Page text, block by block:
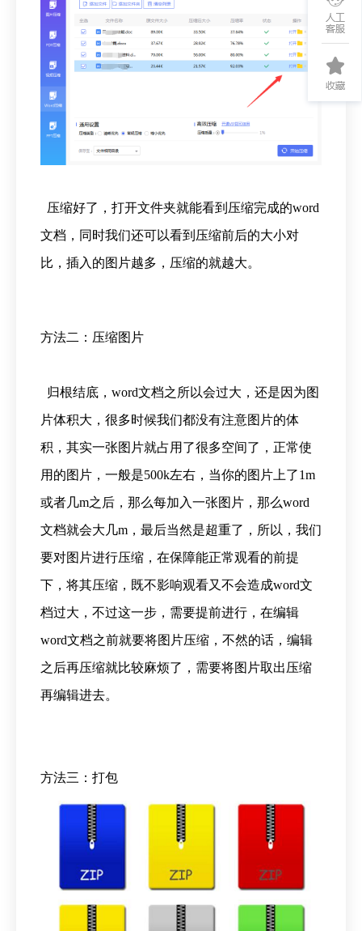
压缩好了，打开文件夹就能看到压缩完成的word
文档，同时我们还可以看到压缩前后的大小对
比，插入的图片越多，压缩的就越大。
方法二：压缩图片
归根结底，word文档之所以会过大，还是因为图
片体积大，很多时候我们都没有注意图片的体
积，其实一张图片就占用了很多空间了，正常使
用的图片，一般是500k左右，当你的图片上了1m
或者几m之后，那么每加入一张图片，那么word
文档就会大几m，最后当然是超重了，所以，我们
要对图片进行压缩，在保障能正常观看的前提
下，将其压缩，既不影响观看又不会造成word文
档过大，不过这一步，需要提前进行，在编辑
word文档之前就要将图片压缩，不然的话，编辑
之后再压缩就比较麻烦了，需要将图片取出压缩
再编辑进去。
方法三：打包